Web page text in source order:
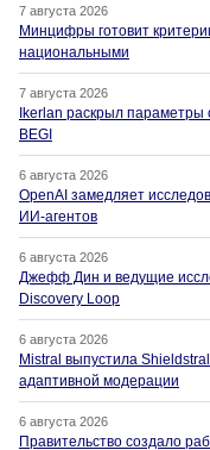
7 августа 2026
Минцифры готовит
национальными
7 августа 2026
Ikerlan раскрыл параметры
BEGI
6 августа 2026
OpenAI замедляет
ИИ-агентов
6 августа 2026
Джефф Дин и ведущие
Discovery Loop
6 августа 2026
Mistral выпустила
адаптивной модерации
6 августа 2026
Правительство создало